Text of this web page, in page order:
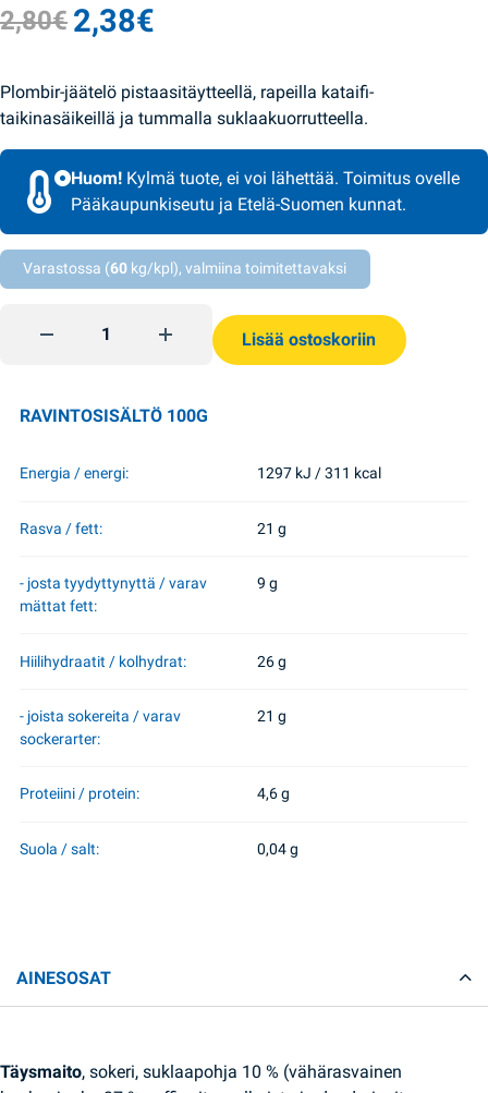
2,80€
Alkuperäinen hinta oli: 2,80€.
2,38€
Nykyinen hinta on: 2,38€.
Plombir-jäätelö pistaasitäytteellä, rapeilla kataifi-
taikinasäikeillä ja tummalla suklaakuorrutteella.
Huom! Kylmä tuote, ei voi lähettää. Toimitus ovelle
Pääkaupunkiseutu ja Etelä-Suomen kunnat.
Varastossa (60 kg/kpl), valmiina toimitettavaksi
Jäätelö Dubai 80g Lasunka quantity
Lisää ostoskoriin
RAVINTOSISÄLTÖ 100G
Energia / energi: 1297 kJ / 311 kcal
Rasva / fett: 21 g
- josta tyydyttynyttä / varav
mättat fett:
9 g
Hiilihydraatit / kolhydrat: 26 g
- joista sokereita / varav
sockerarter:
21 g
Proteiini / protein: 4,6 g
Suola / salt: 0,04 g
AINESOSAT
Täysmaito, sokeri, suklaapohja 10 % (vähärasvainen